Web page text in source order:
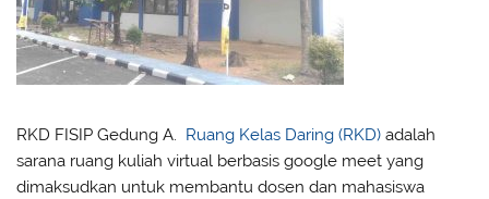
RKD FISIP Gedung A. Ruang Kelas Daring (RKD) adalah
sarana ruang kuliah virtual berbasis google meet yang
dimaksudkan untuk membantu dosen dan mahasiswa